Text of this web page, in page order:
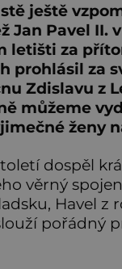
ještě
Jan Pavel II.
letišti za
prohlásil za
Zdislavu z
můžeme
ženy
dospěl
věrný
Havel z
pořádný